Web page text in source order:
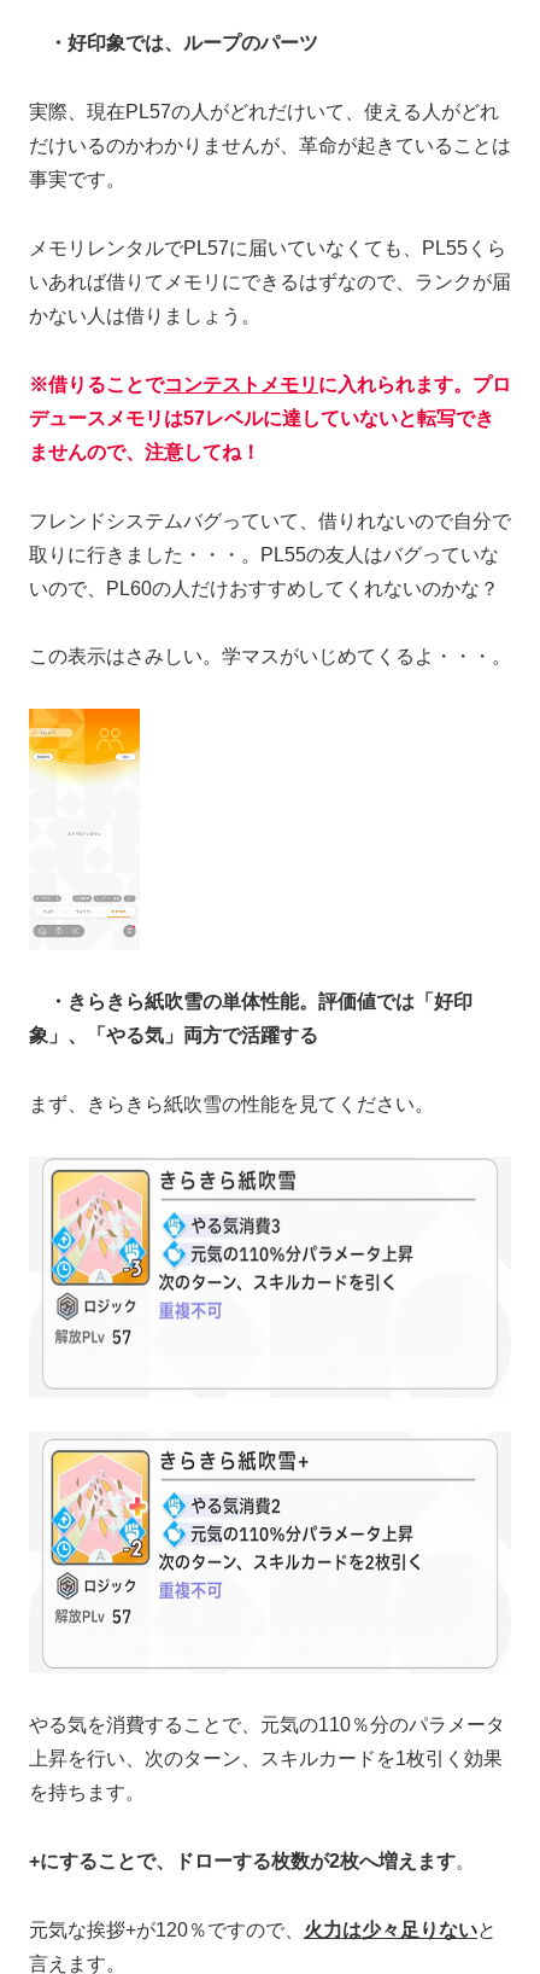
・好印象では、ループのパーツ
実際、現在PL57の人がどれだけいて、使える人がどれ
だけいるのかわかりませんが、革命が起きていることは
事実です。
メモリレンタルでPL57に届いていなくても、PL55くら
いあれば借りてメモリにできるはずなので、ランクが届
かない人は借りましょう。
※借りることでコンテストメモリ に入れられます。プロ
デュースメモリは57レベルに達していないと転写でき
ませんので、注意してね！
フレンドシステムバグっていて、借りれないので自分で
取りに行きました・・・。PL55の友人はバグっていな
いので、PL60の人だけおすすめしてくれないのかな？
この表示はさみしい。学マスがいじめてくるよ・・・。
・きらきら紙吹雪の単体性能。評価値では「好印
象」、「やる気」両方で活躍する
まず、きらきら紙吹雪の性能を見てください。
やる気を消費することで、元気の110％分のパラメータ
上昇を行い、次のターン、スキルカードを1枚引く効果
を持ちます。
+にすることで、ドローする枚数が2枚へ増えます。
元気な挨拶+が120％ですので、 火力は少々足りないと
言えます。